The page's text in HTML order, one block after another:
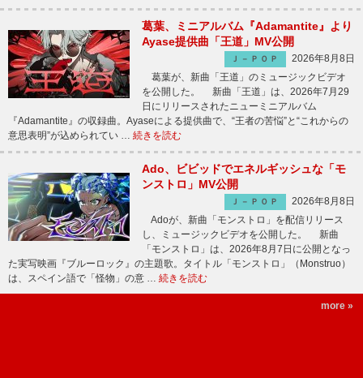
葛葉、ミニアルバム『Adamantite』より
Ayase提供曲「王道」MV公開
Ｊ－ＰＯＰ
2026年8月8日
葛葉が、新曲「王道」のミュージックビデオ
を公開した。 新曲「王道」は、2026年7月29
日にリリースされたニューミニアルバム
『Adamantite』の収録曲。Ayaseによる提供曲で、“王者の苦悩”と“これからの
意思表明”が込められてい … 続きを読む
Ado、ビビッドでエネルギッシュな「モ
ンストロ」MV公開
Ｊ－ＰＯＰ
2026年8月8日
Adoが、新曲「モンストロ」を配信リリース
し、ミュージックビデオを公開した。 新曲
「モンストロ」は、2026年8月7日に公開となっ
た実写映画『ブルーロック』の主題歌。タイトル「モンストロ」（Monstruo）
は、スペイン語で「怪物」の意 … 続きを読む
more »